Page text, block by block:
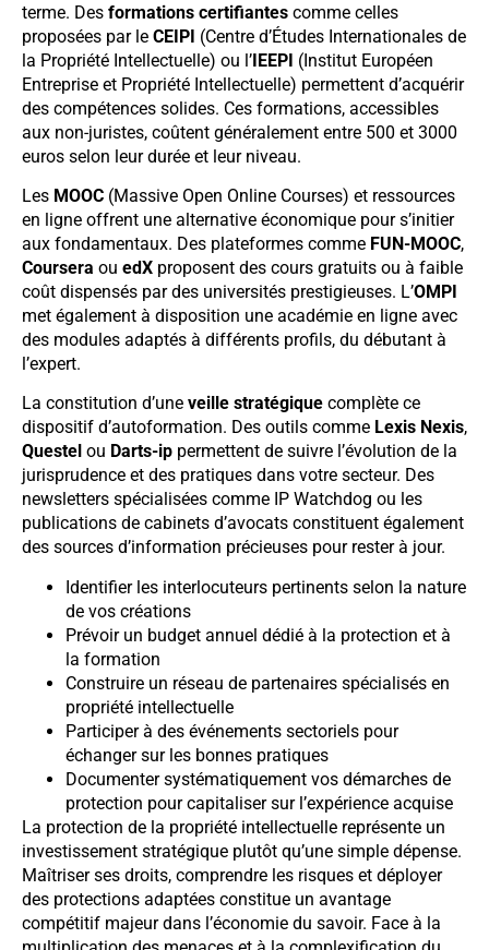
terme. Des formations certifiantes comme celles
proposées par le CEIPI (Centre d’Études Internationales de
la Propriété Intellectuelle) ou l’IEEPI (Institut Européen
Entreprise et Propriété Intellectuelle) permettent d’acquérir
des compétences solides. Ces formations, accessibles
aux non-juristes, coûtent généralement entre 500 et 3000
euros selon leur durée et leur niveau.
Les MOOC (Massive Open Online Courses) et ressources
en ligne offrent une alternative économique pour s’initier
aux fondamentaux. Des plateformes comme FUN-MOOC,
Coursera ou edX proposent des cours gratuits ou à faible
coût dispensés par des universités prestigieuses. L’OMPI
met également à disposition une académie en ligne avec
des modules adaptés à différents profils, du débutant à
l’expert.
La constitution d’une veille stratégique complète ce
dispositif d’autoformation. Des outils comme Lexis Nexis,
Questel ou Darts-ip permettent de suivre l’évolution de la
jurisprudence et des pratiques dans votre secteur. Des
newsletters spécialisées comme IP Watchdog ou les
publications de cabinets d’avocats constituent également
des sources d’information précieuses pour rester à jour.
Identifier les interlocuteurs pertinents selon la nature
de vos créations
Prévoir un budget annuel dédié à la protection et à
la formation
Construire un réseau de partenaires spécialisés en
propriété intellectuelle
Participer à des événements sectoriels pour
échanger sur les bonnes pratiques
Documenter systématiquement vos démarches de
protection pour capitaliser sur l’expérience acquise
La protection de la propriété intellectuelle représente un
investissement stratégique plutôt qu’une simple dépense.
Maîtriser ses droits, comprendre les risques et déployer
des protections adaptées constitue un avantage
compétitif majeur dans l’économie du savoir. Face à la